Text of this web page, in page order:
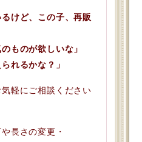
るけど、この子、再販
ものが欲しいな」
れるかな？」
軽にご相談ください
長さの変更・